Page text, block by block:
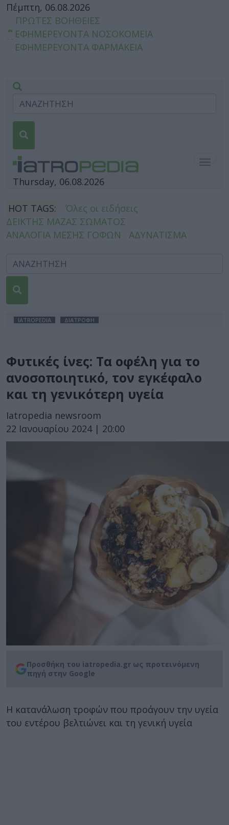
Πέμπτη, 06.08.2026
ΠΡΩΤΕΣ ΒΟΗΘΕΙΕΣ
ΕΦΗΜΕΡΕΥΟΝΤΑ ΝΟΣΟΚΟΜΕΙΑ
ΕΦΗΜΕΡΕΥΟΝΤΑ ΦΑΡΜΑΚΕΙΑ
Thursday, 06.08.2026
HOT TAGS:
Όλες οι ειδήσεις
ΔΕΙΚΤΗΣ ΜΑΖΑΣ ΣΩΜΑΤΟΣ
ΑΝΑΛΟΓΙΑ ΜΕΣΗΣ ΓΟΦΩΝ
ΑΔΥΝΑΤΙΣΜΑ
IATROPEDIA ΔΙΑΤΡΟΦΗ
Φυτικές ίνες: Τα οφέλη για το
ανοσοποιητικό, τον εγκέφαλο
και τη γενικότερη υγεία
Iatropedia newsroom
22 Ιανουαρίου 2024 | 20:00
Προσθήκη του iatropedia.gr ως προτεινόμενη
πηγή στην Google
Η κατανάλωση τροφών που προάγουν την υγεία
του εντέρου βελτιώνει και τη γενική υγεία